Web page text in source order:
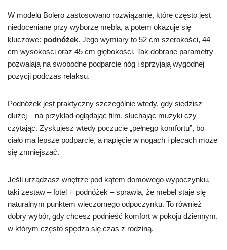
W modelu Bolero zastosowano rozwiązanie, które często jest
niedoceniane przy wyborze mebla, a potem okazuje się
kluczowe: podnóżek. Jego wymiary to 52 cm szerokości, 44
cm wysokości oraz 45 cm głębokości. Tak dobrane parametry
pozwalają na swobodne podparcie nóg i sprzyjają wygodnej
pozycji podczas relaksu.
Podnóżek jest praktyczny szczególnie wtedy, gdy siedzisz
dłużej – na przykład oglądając film, słuchając muzyki czy
czytając. Zyskujesz wtedy poczucie „pełnego komfortu”, bo
ciało ma lepsze podparcie, a napięcie w nogach i plecach może
się zmniejszać.
Jeśli urządzasz wnętrze pod kątem domowego wypoczynku,
taki zestaw – fotel + podnóżek – sprawia, że mebel staje się
naturalnym punktem wieczornego odpoczynku. To również
dobry wybór, gdy chcesz podnieść komfort w pokoju dziennym,
w którym często spędza się czas z rodziną.